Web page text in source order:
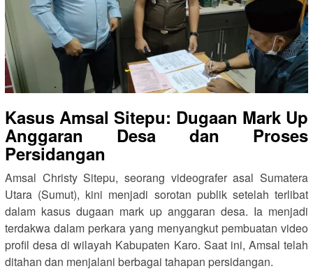
Kasus Amsal Sitepu: Dugaan Mark Up
Anggaran Desa dan Proses
Persidangan
Amsal Christy Sitepu, seorang videografer asal Sumatera
Utara (Sumut), kini menjadi sorotan publik setelah terlibat
dalam kasus dugaan mark up anggaran desa. Ia menjadi
terdakwa dalam perkara yang menyangkut pembuatan video
profil desa di wilayah Kabupaten Karo. Saat ini, Amsal telah
ditahan dan menjalani berbagai tahapan persidangan.